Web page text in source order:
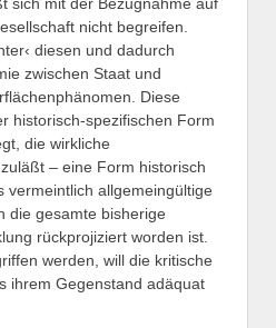
nicht begreifen.
diesen und dadurch
zwischen Staat und
Diese
historisch-spezifischen Form
die wirkliche
– eine Form historisch
vermeintlich allgemeingültige
die gesamte bisherige
rückprojiziert worden ist.
werden, will die kritische
ihrem Gegenstand adäquat